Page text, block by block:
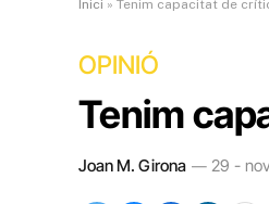
Inici » Tenim capacitat de
OPINIÓ
Tenim
Joan M. Girona 29 -